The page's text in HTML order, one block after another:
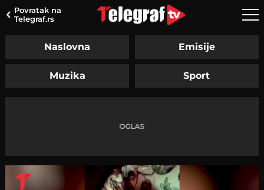
Povratak na
Telegraf.rs
Naslovna Emisije
Muzika Sport